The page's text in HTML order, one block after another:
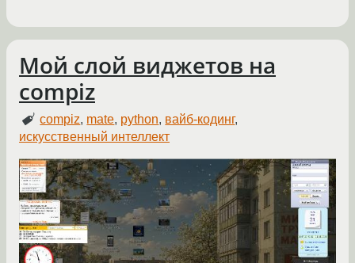
Мой слой виджетов на
compiz
compiz, mate, python, вайб-кодинг,
искусственный интеллект